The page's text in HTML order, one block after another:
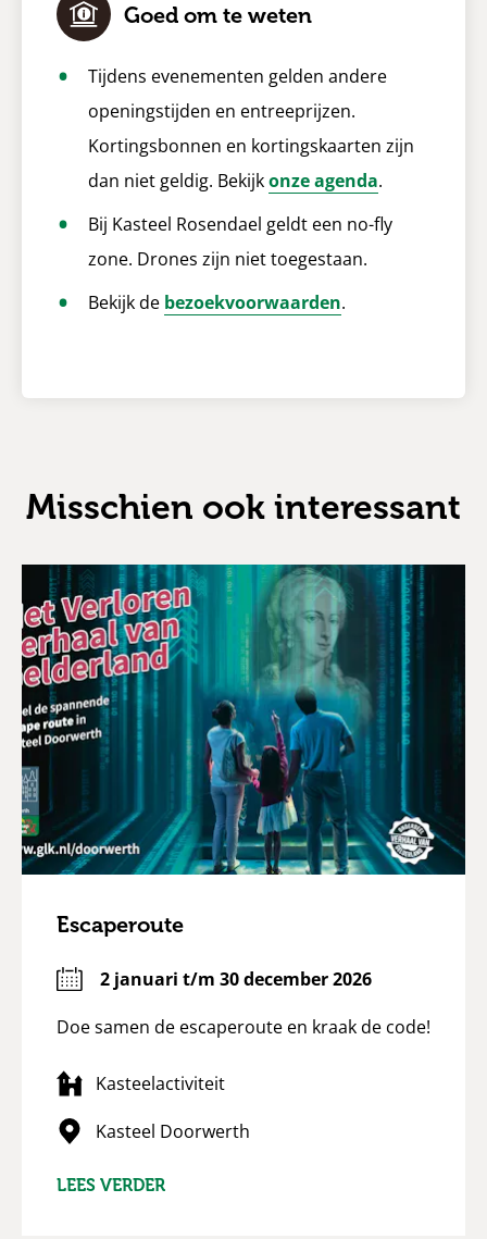
Goed om te weten
Tijdens evenementen gelden andere
openingstijden en entreeprijzen.
Kortingsbonnen en kortingskaarten zijn
dan niet geldig. Bekijkonze agenda.
Bij Kasteel Rosendael geldt een no-fly
zone. Drones zijn niet toegestaan.
Bekijk de bezoekvoorwaarden.
Misschien ook interessant
Escaperoute
2 januari t/m 30 december 2026
Doe samen de escaperoute en kraak de code!
Kasteelactiviteit
Kasteel Doorwerth
LEES VERDER